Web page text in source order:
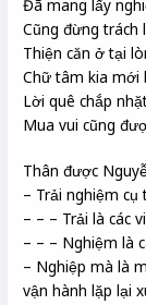
Đã mang lấy
Cũng đừng trách
Thiện căn ở tại
Chữ tâm kia mới
Lời quê chắp
Mua vui cũng
Thân được
– Trải nghiệm cụ
– – – Trải là các
– – – Nghiệm là
– Nghiệp mà là
vận hành lặp lại